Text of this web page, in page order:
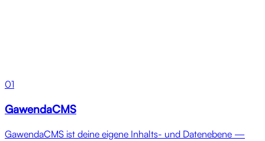
01
GawendaCMS
GawendaCMS ist deine eigene Inhalts- und Datenebene —